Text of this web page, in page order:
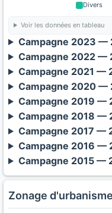
Divers
Voir les données en tableau
Campagne 2023 —
Campagne 2022 —
Campagne 2021 —
Campagne 2020 —
Campagne 2019 —
Campagne 2018 —
Campagne 2017 —
Campagne 2016 —
Campagne 2015 —
Zonage